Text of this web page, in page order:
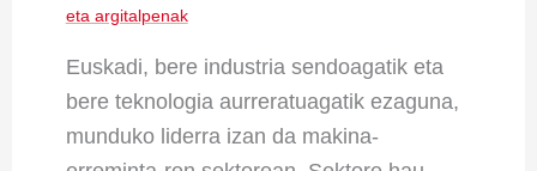
eta argitalpenak
Euskadi, bere industria sendoagatik eta
bere teknologia aurreratuagatik ezaguna,
munduko liderra izan da makina-